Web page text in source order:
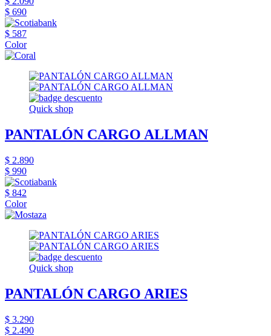
$ 690
$ 587
Color
Quick shop
PANTALÓN CARGO ALLMAN
$ 2.890
$ 990
$ 842
Color
Quick shop
PANTALÓN CARGO ARIES
$ 3.290
$ 2.490